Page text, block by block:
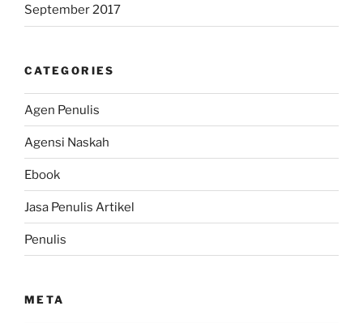
September 2017
CATEGORIES
Agen Penulis
Agensi Naskah
Ebook
Jasa Penulis Artikel
Penulis
META